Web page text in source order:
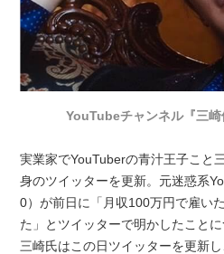
YouTubeチャンネル『三崎
実業家でYouTuberの青汁王子こと
身のツイッターを更新。元迷惑系
0）が前日に「月収100万円で雇い
た」とツイッターで明かしたことに
三崎氏はこの日ツイッターを更新